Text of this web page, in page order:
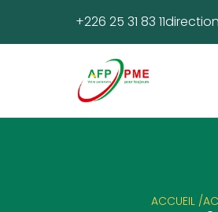
+226 25 31 83 11
ACCUEIL /